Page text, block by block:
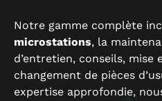
Notre gamme complète
microstations, la
d’entretien, conseils, mise
changement de pièces
expertise approfondie,